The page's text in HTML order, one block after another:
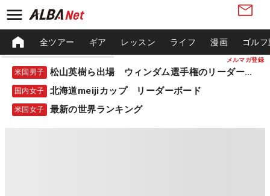
メルマガ登録
全ツアー ギア レッスン ライフ 漫画 ゴル
米国男子 松山英樹ら出場 ウィンダム選手権のリーダーボード
国内女子 北海道meijiカップ リーダーボード
米国女子 最新の世界ランキング